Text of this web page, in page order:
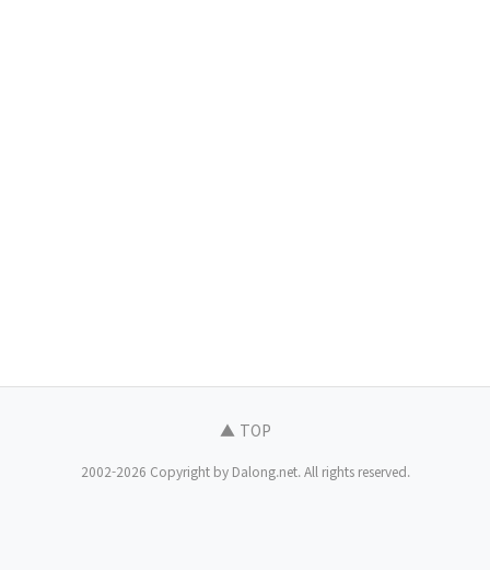
▲ TOP
2002-2026 Copyright by Dalong.net. All rights reserved.